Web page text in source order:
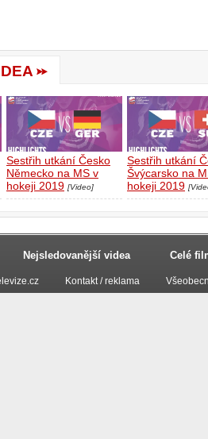
Sestřih utkání Česko
Německo na MS v
hokeji 2019 [Video]
Sestřih utkání
Švýcarsko na
hokeji 2019
Nejsledovanější videa Celé
Kontakt / reklama